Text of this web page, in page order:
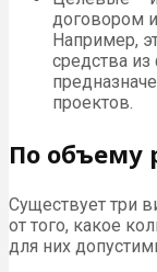
договором
Например,
средства
проектов.
По объему
Существует три
от того, какое
для них